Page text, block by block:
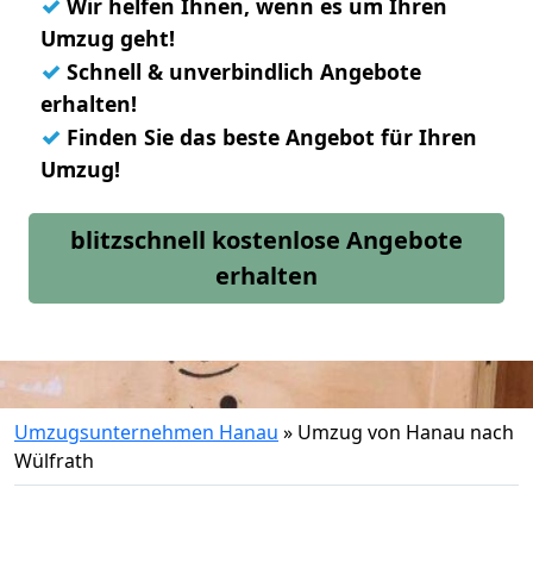
Wir helfen Ihnen, wenn es um Ihren
Umzug geht!
✓ Schnell & unverbindlich Angebote
erhalten!
✓ Finden Sie das beste Angebot für Ihren
Umzug!
blitzschnell kostenlose Angebote
erhalten
Umzugsunternehmen Hanau » Umzug von Hanau nach
Wülfrath